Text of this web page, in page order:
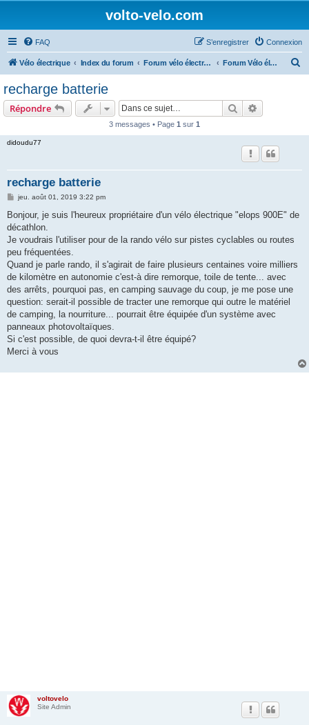
volto-velo.com
FAQ Connexion
S’enregistrer
Vélo électrique Index du forum Forum vélo électrique Urbain Forum Vélo électrique Décathlon
recharge batterie
Répondre Rechercher
3 messages • Page 1 sur 1
didoudu77
recharge batterie
M
s
a
g
jeu. août 01, 2019 3:22 pm
Bonjour, je suis l'heureux propriétaire d'un vélo électrique "elops 900E" de
décathlon.
Je voudrais l'utiliser pour de la rando vélo sur pistes cyclables ou routes
peu fréquentées.
Quand je parle rando, il s'agirait de faire plusieurs centaines voire milliers
de kilomètre en autonomie c'est-à dire remorque, toile de tente... avec
des arrêts, pourquoi pas, en camping sauvage du coup, je me pose une
question: serait-il possible de tracter une remorque qui outre le matériel
de camping, la nourriture... pourrait être équipée d'un système avec
panneaux photovoltaïques.
Si c'est possible, de quoi devra-t-il être équipé?
Merci à vous
voltovelo
Site Admin